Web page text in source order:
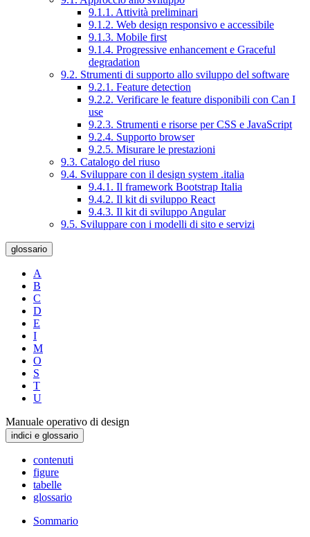
9.1.1. Attività preliminari
9.1.2. Web design responsivo e accessibile
9.1.3. Mobile first
9.1.4. Progressive enhancement e Graceful
degradation
9.2. Strumenti di supporto allo sviluppo del software
9.2.1. Feature detection
9.2.2. Verificare le feature disponibili con Can I
use
9.2.3. Strumenti e risorse per CSS e JavaScript
9.2.4. Supporto browser
9.2.5. Misurare le prestazioni
9.3. Catalogo del riuso
9.4. Sviluppare con il design system .italia
9.4.1. Il framework Bootstrap Italia
9.4.2. Il kit di sviluppo React
9.4.3. Il kit di sviluppo Angular
9.5. Sviluppare con i modelli di sito e servizi
glossario
A
B
C
D
E
I
M
O
S
T
U
Manuale operativo di design
indici e glossario
contenuti
figure
tabelle
glossario
Sommario